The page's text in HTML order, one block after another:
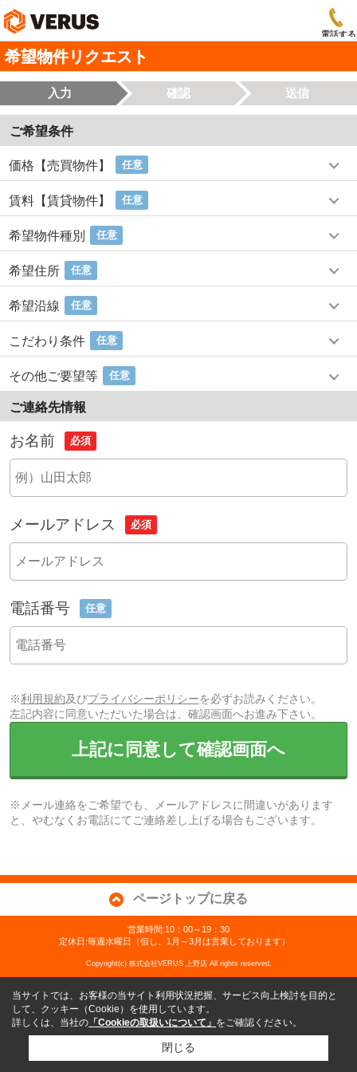
電話する
希望物件リクエスト
入力 確認 送信
ご希望条件
価格【売買物件】 任意
賃料【賃貸物件】 任意
希望物件種別 任意
希望住所 任意
希望沿線 任意
こだわり条件 任意
その他ご要望等 任意
ご連絡先情報
お名前 必須
メールアドレス 必須
電話番号 任意
※利用規約及びプライバシーポリシーを必ずお読みください。
左記内容に同意いただいた場合は、確認画面へお進み下さい。
上記に同意して確認画面へ
※メール連絡をご希望でも、メールアドレスに間違いがあります
と、やむなくお電話にてご連絡差し上げる場合もございます。
ページトップに戻る
営業時間:10：00～19：30
定休日:毎週水曜日（但し、1月～3月は営業しております）
Copyright(c) 株式会社VERUS 上野店 All rights reserved.
当サイトでは、お客様の当サイト利用状況把握、サービス向上検討を目的と
して、クッキー（Cookie）を使用しています。
詳しくは、当社の 「Cookieの取扱いについて」 をご確認ください。
閉じる